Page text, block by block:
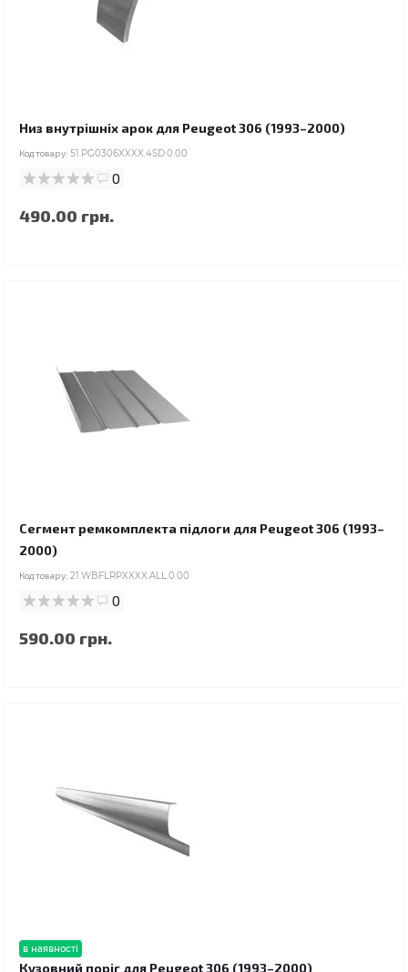
Низ внутрішніх арок для Peugeot 306 (1993–2000)
Код товару: 51.PG0306XXXX.4SD.0.00
0
490.00 грн.
Сегмент ремкомплекта підлоги для Peugeot 306 (1993–
2000)
Код товару: 21.WBFLRPXXXX.ALL.0.00
0
590.00 грн.
в наявності
Кузовний поріг для Peugeot 306 (1993–2000)